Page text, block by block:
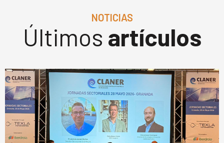
NOTICIAS
Últimos artículos